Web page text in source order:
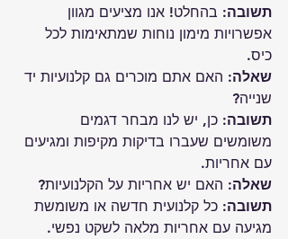
תשובה: בהחלט! אנו מציעים מגוון
אפשרויות מימון נוחות שמתאימות לכל
כיס.
שאלה: האם אתם מוכרים גם קלנועיות יד
שנייה?
תשובה: כן, יש לנו מבחר דגמים
משומשים שעברו בדיקות מקיפות ומגיעים
עם אחריות.
שאלה: האם יש אחריות על הקלנועיות?
תשובה: כל קלנועית חדשה או משומשת
מגיעה עם אחריות מלאה לשקט נפשי.